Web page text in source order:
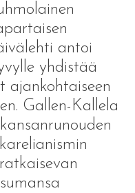
antoi
yhdistää
ajankohtaiseen
Gallen-Kallela